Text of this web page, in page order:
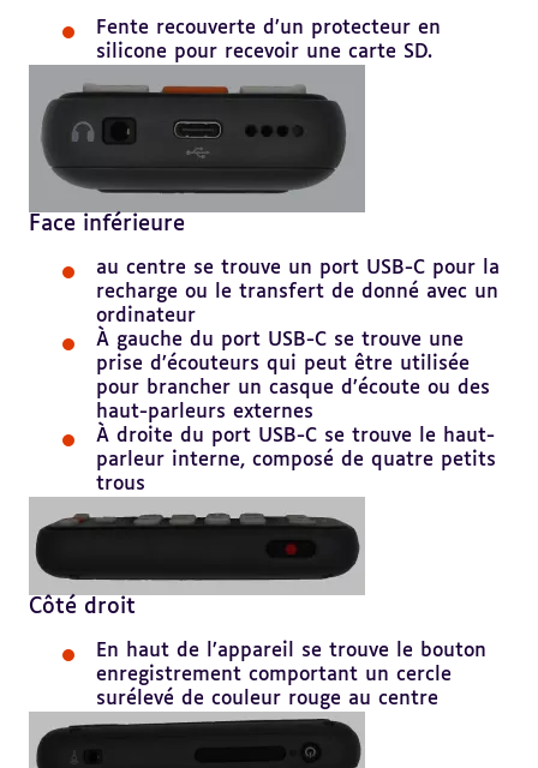
Fente recouverte d’un protecteur en
silicone pour recevoir une carte SD.
Face inférieure
au centre se trouve un port USB-C pour la
recharge ou le transfert de donné avec un
ordinateur
À gauche du port USB-C se trouve une
prise d’écouteurs qui peut être utilisée
pour brancher un casque d’écoute ou des
haut-parleurs externes
À droite du port USB-C se trouve le haut-
parleur interne, composé de quatre petits
trous
Côté droit
En haut de l’appareil se trouve le bouton
enregistrement comportant un cercle
surélevé de couleur rouge au centre